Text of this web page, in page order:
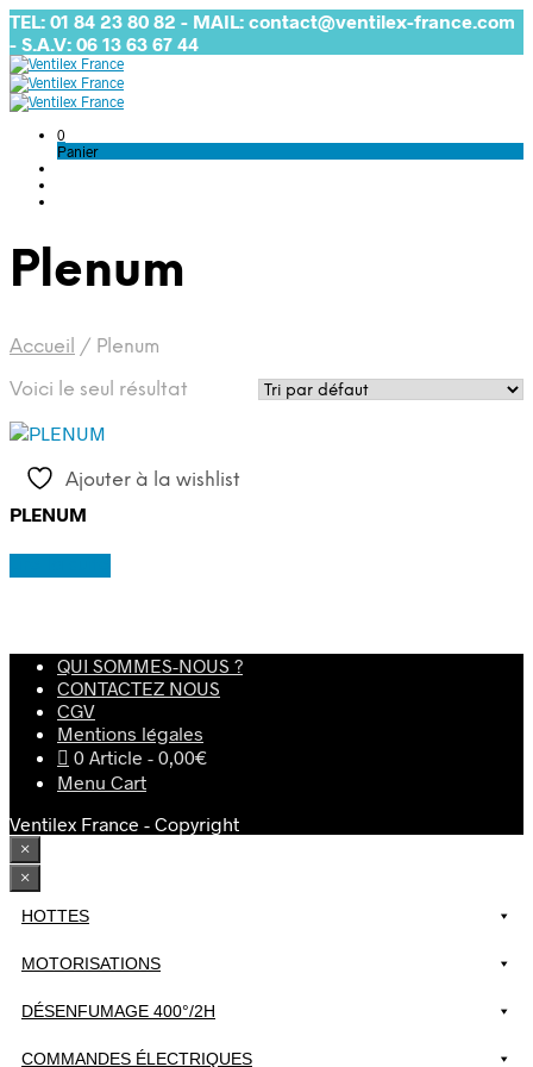
TEL: 01 84 23 80 82 - MAIL: contact@ventilex-france.com
- S.A.V: 06 13 63 67 44
0
Panier
Plenum
Accueil / Plenum
Voici le seul résultat
Ajouter à la wishlist
PLENUM
QUI SOMMES-NOUS ?
CONTACTEZ NOUS
CGV
Mentions légales
0 Article
0,00€
Menu Cart
Ventilex France - Copyright
×
×
HOTTES
MOTORISATIONS
DÉSENFUMAGE 400°/2H
COMMANDES ÉLECTRIQUES